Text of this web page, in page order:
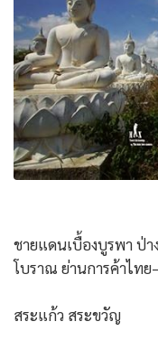
ชายแดนเบื้องบูรพา ป่า
โบราณ ย่านการค้าไทย
สระแก้ว สระขวัญ